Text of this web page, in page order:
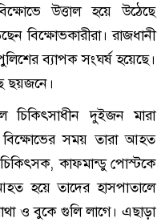
উত্তাল হয়ে উঠেছে
বিক্ষোভকারীরা। রাজধানী
ব্যাপক সংঘর্ষ হয়েছে।
ছয়জনে।
দুইজন মারা
বিক্ষোভের সময় তারা আহত
কাফমান্ডু পোস্টকে
হয়ে তাদের হাসপাতালে
ও বুকে গুলি লাগে। এছাড়া